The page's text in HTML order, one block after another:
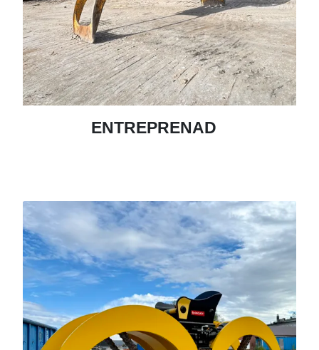
ENTREPRENAD